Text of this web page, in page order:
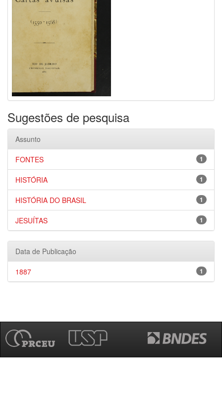
Sugestões de pesquisa
Assunto
1
FONTES
1
HISTÓRIA
1
HISTÓRIA DO BRASIL
1
JESUÍTAS
Data de Publicação
1
1887